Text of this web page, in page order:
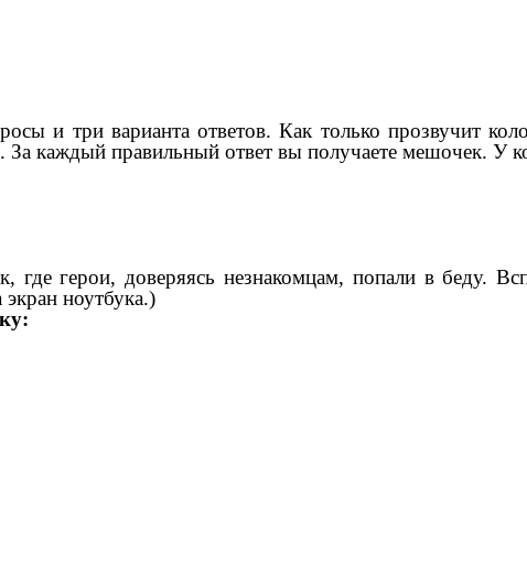
и три варианта ответов. Как только прозвучит
За каждый правильный ответ вы получаете мешочек. У
где герои, доверяясь незнакомцам, попали в беду.
ноутбука.)